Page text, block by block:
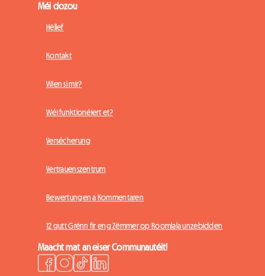
Méi dozou
Hëllef
Kontakt
Wien si mir?
Wéi funktionéiert et?
Versécherung
Vertrauenszentrum
Bewertungen a Kommentaren
12 gutt Grënn fir eng Zëmmer op Roomlala unzebidden
Maacht mat an eiser Communautéit!